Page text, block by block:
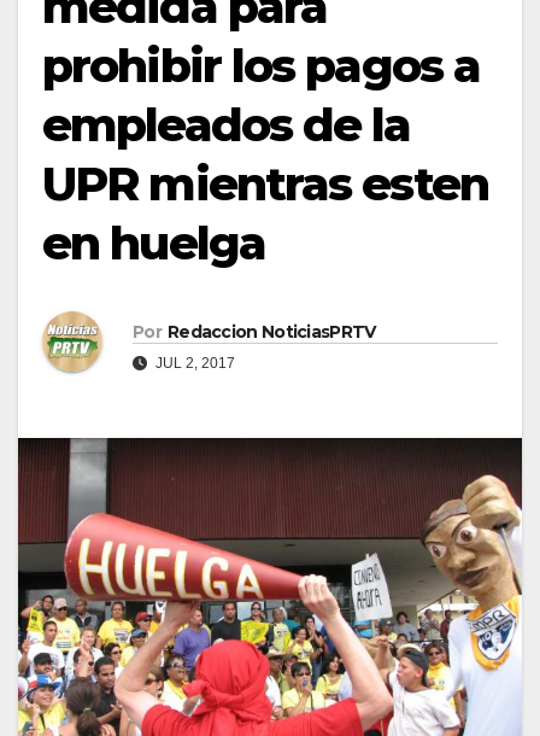
prohibir los pagos a
empleados de la
UPR mientras esten
en huelga
Por Redaccion NoticiasPRTV
JUL 2, 2017